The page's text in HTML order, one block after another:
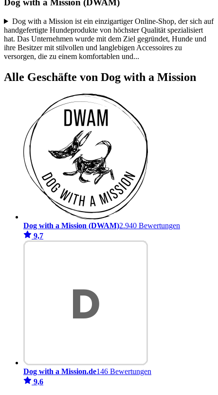
Dog with a Mission (DWAM)
Dog with a Mission ist ein einzigartiger Online-Shop, der sich auf
handgefertigte Hundeprodukte von höchster Qualität spezialisiert
hat. Das Unternehmen wurde mit dem Ziel gegründet, Hunde und
ihre Besitzer mit stilvollen und langlebigen Accessoires zu
versorgen, die zu einem komfortablen und...
Alle Geschäfte von Dog with a Mission
Dog with a Mission (DWAM)2.940 Bewertungen
9,7
Dog with a Mission.de146 Bewertungen
9,6